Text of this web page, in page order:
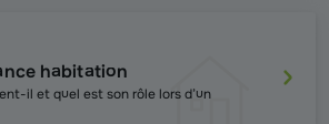
habitation
il et quel est son rôle lors d’un